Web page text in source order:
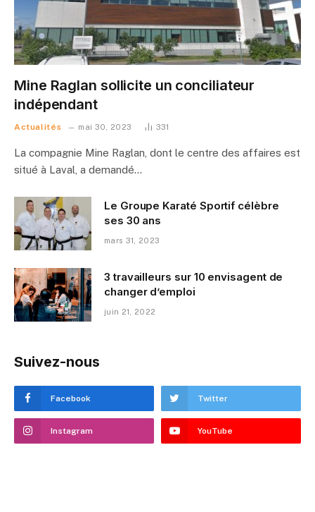
Mine Raglan sollicite un conciliateur
indépendant
Actualités mai 30, 2023 331
La compagnie Mine Raglan, dont le centre des affaires est
situé à Laval, a demandé…
Le Groupe Karaté Sportif célèbre
ses 30 ans
mars 31, 2023
3 travailleurs sur 10 envisagent de
changer d’emploi
juin 21, 2022
Suivez-nous
Facebook Twitter
Instagram YouTube